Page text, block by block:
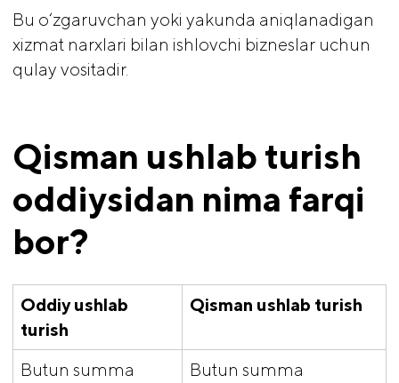
Bu o‘zgaruvchan yoki yakunda aniqlanadigan
xizmat narxlari bilan ishlovchi bizneslar uchun
qulay vositadir.
Qisman ushlab turish
oddiysidan nima farqi
bor?
Oddiy ushlab
turish
Qisman ushlab turish
Butun summa
Butun summa